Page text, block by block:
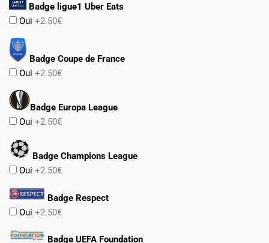
Badge ligue1 Uber Eats
Oui +2.50€
Badge Coupe de France
Oui +2.50€
Badge Europa League
Oui +2.50€
Badge Champions League
Oui +2.50€
Badge Respect
Oui +2.50€
Badge UEFA Foundation